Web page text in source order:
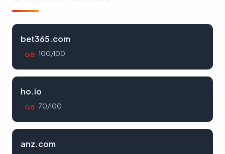
bet365.com
GB 100/100
ho.io
GB 70/100
anz.com